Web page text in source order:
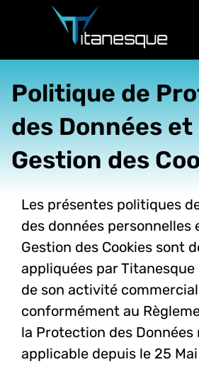
Politique de
des Données et
Gestion des
Les présentes politiques
des données personnelles
Gestion des Cookies sont
appliquées par
de son activité
conformément au
la Protection des Données
applicable depuis le 25